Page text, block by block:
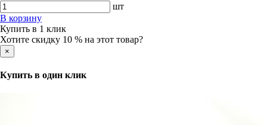
шт
В корзину
Купить в 1 клик
Хотите скидку 10 % на этот товар?
×
Купить в один клик